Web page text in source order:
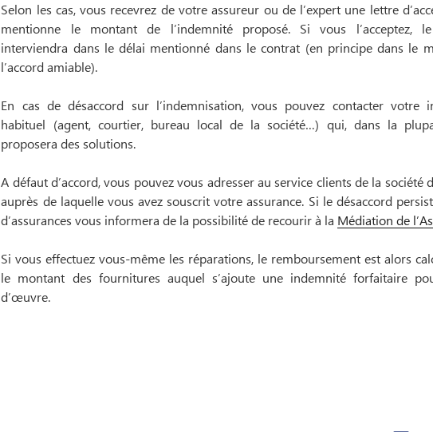
Selon les cas, vous recevrez de votre assureur ou de l’expert une lettre
mentionne le montant de l’indemnité proposé. Si vous l’acceptez,
interviendra dans le délai mentionné dans le contrat (en principe dans le
l’accord amiable).
En cas de désaccord sur l’indemnisation, vous pouvez contacter votre
habituel (agent, courtier, bureau local de la société…) qui, dans la
proposera des solutions.
A défaut d’accord, vous pouvez vous adresser au service clients de la société
auprès de laquelle vous avez souscrit votre assurance. Si le désaccord
d’assurances vous informera de la possibilité de recourir à la Médiation de
Si vous effectuez vous-même les réparations, le remboursement est alors
le montant des fournitures auquel s’ajoute une indemnité forfaitaire
d’œuvre.